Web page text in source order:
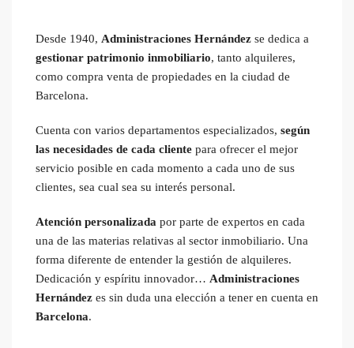
Desde 1940, Administraciones Hernández se dedica a
gestionar patrimonio inmobiliario, tanto alquileres,
como compra venta de propiedades en la ciudad de
Barcelona.
Cuenta con varios departamentos especializados, según
las necesidades de cada cliente para ofrecer el mejor
servicio posible en cada momento a cada uno de sus
clientes, sea cual sea su interés personal.
Atención personalizada por parte de expertos en cada
una de las materias relativas al sector inmobiliario. Una
forma diferente de entender la gestión de alquileres.
Dedicación y espíritu innovador… Administraciones
Hernández es sin duda una elección a tener en cuenta en
Barcelona.